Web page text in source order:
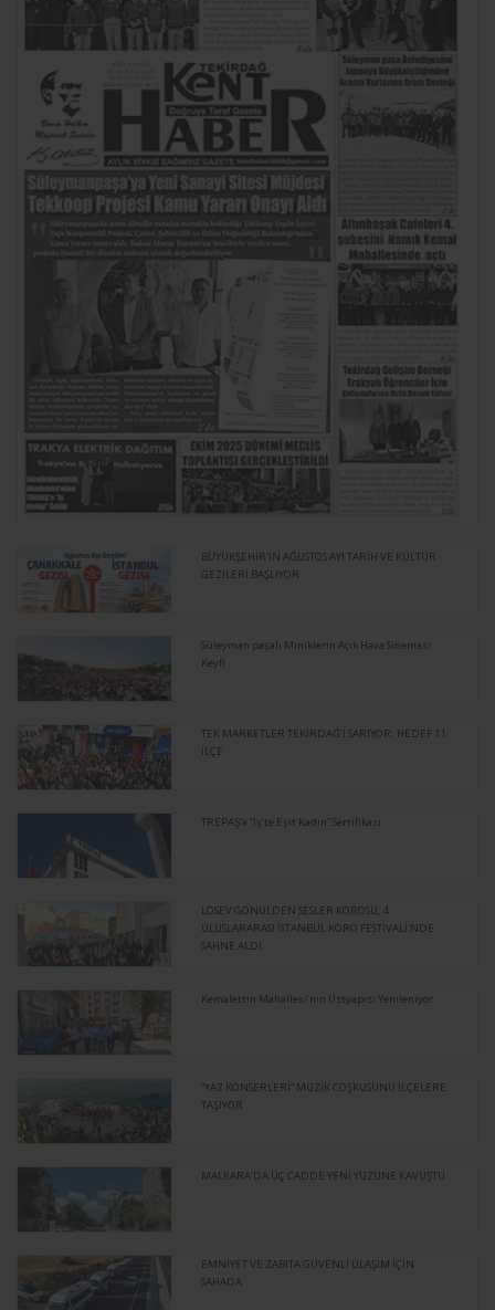
BÜYÜKŞEHİR'İN AĞUSTOS AYI TARİH VE KÜLTÜR
GEZİLERİ BAŞLIYOR
Süleyman paşalı Miniklerin Açık Hava Sineması
Keyfi
TEK MARKETLER TEKİRDAĞ’I SARIYOR: HEDEF 11
İLÇE
TREPAŞ’a “İş’te Eşit Kadın” Sertifikası
LÖSEV GÖNÜLDEN SESLER KOROSU, 4.
ULUSLARARASI İSTANBUL KORO FESTİVALİ'NDE
SAHNE ALDI
Kemalettin Mahallesi’nin Üstyapısı Yenileniyor
“YAZ KONSERLERİ” MÜZİK COŞKUSUNU İLÇELERE
TAŞIYOR
MALKARA’DA ÜÇ CADDE YENİ YÜZÜNE KAVUŞTU
EMNİYET VE ZABITA GÜVENLİ ULAŞIM İÇİN
SAHADA